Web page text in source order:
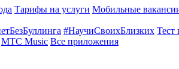
Тарифы на услуги Мобильные
#НаучиСвоихБлизких Тест
МТС Music Все приложения